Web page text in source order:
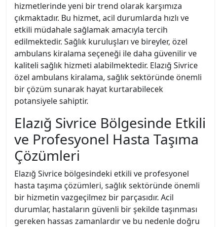
hizmetlerinde yeni bir trend olarak karşımıza
çıkmaktadır. Bu hizmet, acil durumlarda hızlı ve
etkili müdahale sağlamak amacıyla tercih
edilmektedir. Sağlık kuruluşları ve bireyler, özel
ambulans kiralama seçeneği ile daha güvenilir ve
kaliteli sağlık hizmeti alabilmektedir. Elazığ Sivrice
özel ambulans kiralama, sağlık sektöründe önemli
bir çözüm sunarak hayat kurtarabilecek
potansiyele sahiptir.
Elazığ Sivrice Bölgesinde Etkili
ve Profesyonel Hasta Taşıma
Çözümleri
Elazığ Sivrice bölgesindeki etkili ve profesyonel
hasta taşıma çözümleri, sağlık sektöründe önemli
bir hizmetin vazgeçilmez bir parçasıdır. Acil
durumlar, hastaların güvenli bir şekilde taşınması
gereken hassas zamanlardır ve bu nedenle doğru